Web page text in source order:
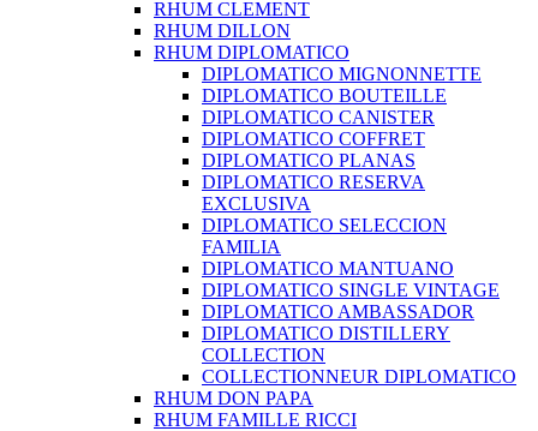
RHUM CLEMENT
RHUM DILLON
RHUM DIPLOMATICO
DIPLOMATICO MIGNONNETTE
DIPLOMATICO BOUTEILLE
DIPLOMATICO CANISTER
DIPLOMATICO COFFRET
DIPLOMATICO PLANAS
DIPLOMATICO RESERVA
EXCLUSIVA
DIPLOMATICO SELECCION
FAMILIA
DIPLOMATICO MANTUANO
DIPLOMATICO SINGLE VINTAGE
DIPLOMATICO AMBASSADOR
DIPLOMATICO DISTILLERY
COLLECTION
COLLECTIONNEUR DIPLOMATICO
RHUM DON PAPA
RHUM FAMILLE RICCI